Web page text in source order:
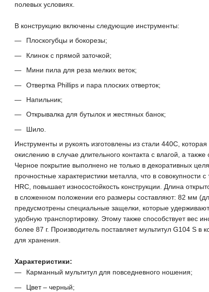
полевых условиях.
В конструкцию включены следующие инструменты:
Плоскогубцы и бокорезы;
Клинок с прямой заточкой;
Мини пила для реза мелких веток;
Отвертка Phillips и пара плоских отверток;
Напильник;
Открывалка для бутылок и жестяных банок;
Шило.
Инструменты и рукоять изготовлены из стали 440С,
окислению в случае длительного контакта с влагой, а
Черное покрытие выполнено не только в декоративных
прочностные характеристики металла, что в совокупности
HRC, повышает износостойкость конструкции. Длина
в сложенном положении его размеры составляют: 82 мм
предусмотрены специальные защелки, которые
удобную транспортировку. Этому также способствует вес
более 87 г. Производитель поставляет мультитул G104 S
для хранения.
Характеристики:
Карманный мультитул для повседневного ношения;
Цвет – черный;